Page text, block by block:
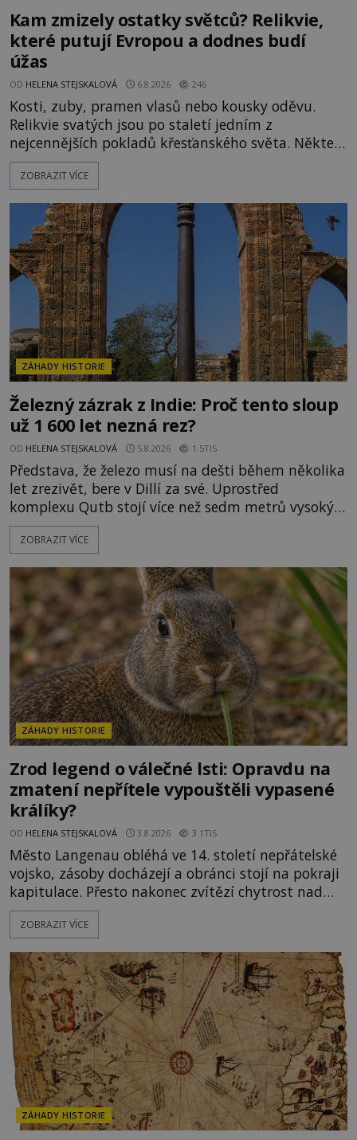
Kam zmizely ostatky světců? Relikvie,
které putují Evropou a dodnes budí
úžas
OD HELENA STEJSKALOVÁ 6.8.2026 246
Kosti, zuby, pramen vlasů nebo kousky oděvu.
Relikvie svatých jsou po staletí jedním z
nejcennějších pokladů křesťanského světa. Některé
mají pečlivě doloženou historii, jiné provází
záhady, krádeže i nečekané objevy. Jejich osudy
o skutečné historické události. Ve středověké
Evropě mají relikvie mimořádnou hodnotu. Nejsou
jen předmětem úcty
ZOBRAZIT VÍCE
ZÁHADY HISTORIE
Železný zázrak z Indie: Proč tento sloup
už 1 600 let nezná rez?
OD HELENA STEJSKALOVÁ 5.8.2026 1.5TIS
Představa, že železo musí na dešti během několika
let zrezivět, bere v Dillí za své. Uprostřed
komplexu Qutb stojí více než sedm metrů vysoký
železný sloup, který už přibližně 1 600 let odolává
počasí s jen nepatrnými stopami koroze. Jeho
ztracených technologiích či tajemných
materiálech. Moderní metalurgie však ukazuje, že
skutečné vysvětlení je ješt
ZOBRAZIT VÍCE
ZÁHADY HISTORIE
Zrod legend o válečné lsti: Opravdu na
zmatení nepřítele vypouštěli vypasené
králíky?
OD HELENA STEJSKALOVÁ 3.8.2026 3.1TIS
Město Langenau obléhá ve 14. století nepřátelské
vojsko, zásoby docházejí a obránci stojí na pokraji
kapitulace. Přesto nakonec zvítězí chytrost nad
hrubou silou. Podle staré německé legendy vypustí
obyvatelé za hradby dobře živeného králíka, aby
dost. Čas pracuje pro obléhatele. Ve městě ubývají
zásoby a každý den znamená další porci strádá
ZOBRAZIT VÍCE
ZÁHADY HISTORIE